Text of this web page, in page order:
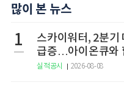
많이 본 뉴스
1
스카이워터, 2분기
급증…아이온큐와
실적공시 2026-08-08